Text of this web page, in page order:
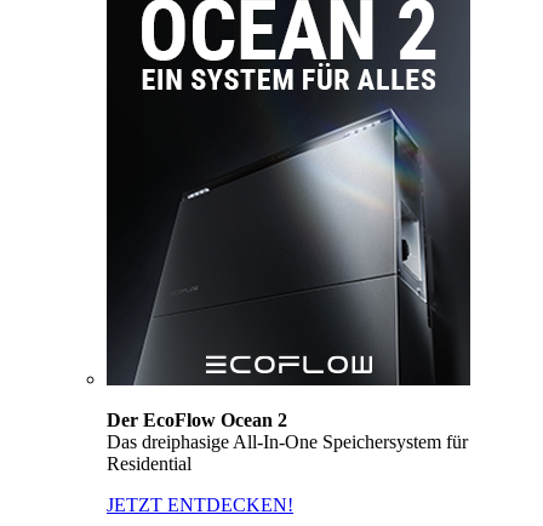
Der EcoFlow Ocean 2
Das dreiphasige All-In-One Speichersystem für
Residential
JETZT ENTDECKEN!